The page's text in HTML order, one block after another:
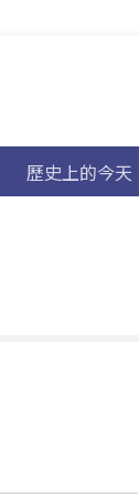
歷史上的今天